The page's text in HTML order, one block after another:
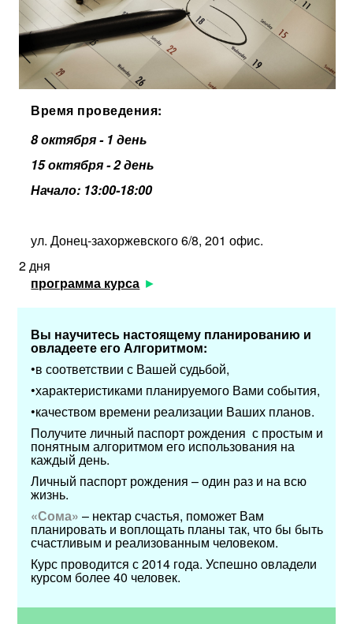
Время проведения:
8 октября - 1 день
15 октября - 2 день
Начало: 13:00-18:00
ул. Донец-захоржевского 6/8, 201 офис.
2 дня
программа курса
Вы научитесь настоящему планированию и
овладеете его Алгоритмом:
•в соответствии с Вашей судьбой,
•характеристиками планируемого Вами события,
•качеством времени реализации Ваших планов.
Получите личный паспорт рождения с простым и
понятным алгоритмом его использования на
каждый день.
Личный паспорт рождения – один раз и на всю
жизнь.
«Сома» – нектар счастья, поможет Вам
планировать и воплощать планы так, что бы быть
счастливым и реализованным человеком.
Курс проводится с 2014 года. Успешно овладели
курсом более 40 человек.